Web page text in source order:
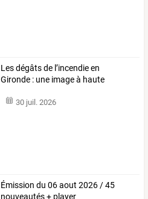
Lesdégâtsde l’incendieen
Gironde : une imageà haute
30 juil. 2026
Émission du 06 aout 2026 / 45
nouveautés + player